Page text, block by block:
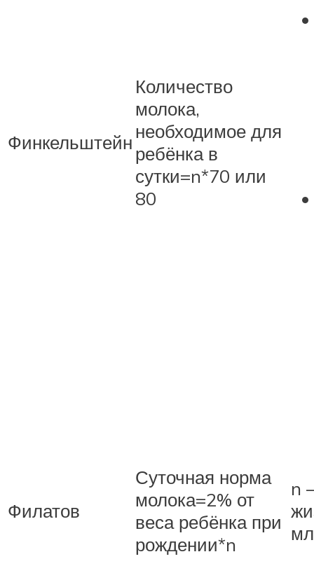
Финкельштейн
Количество
молока,
необходимое для
ребёнка в
сутки=n*70 или
80
Филатов
Суточная норма
молока=2% от
веса ребёнка при
рождении*n
n